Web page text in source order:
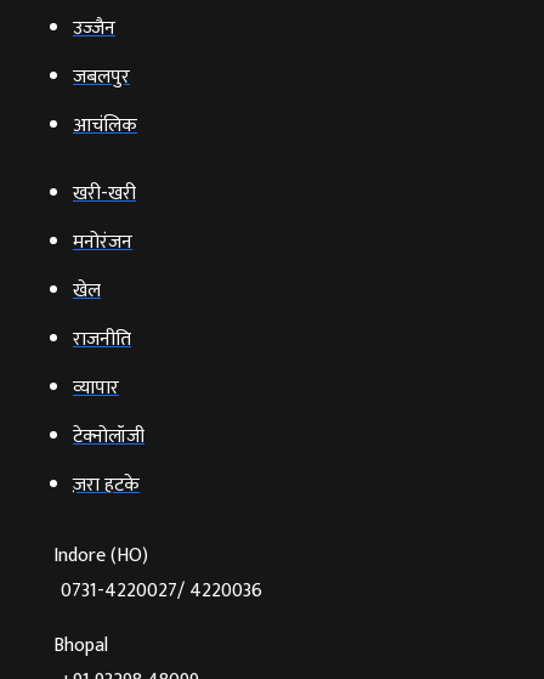
उज्‍जैन
जबलपुर
आचंलिक
खरी-खरी
मनोरंजन
खेल
राजनीति
व्‍यापार
टेक्‍नोलॉजी
ज़रा हटके
Indore (HO)
0731-4220027/ 4220036
Bhopal